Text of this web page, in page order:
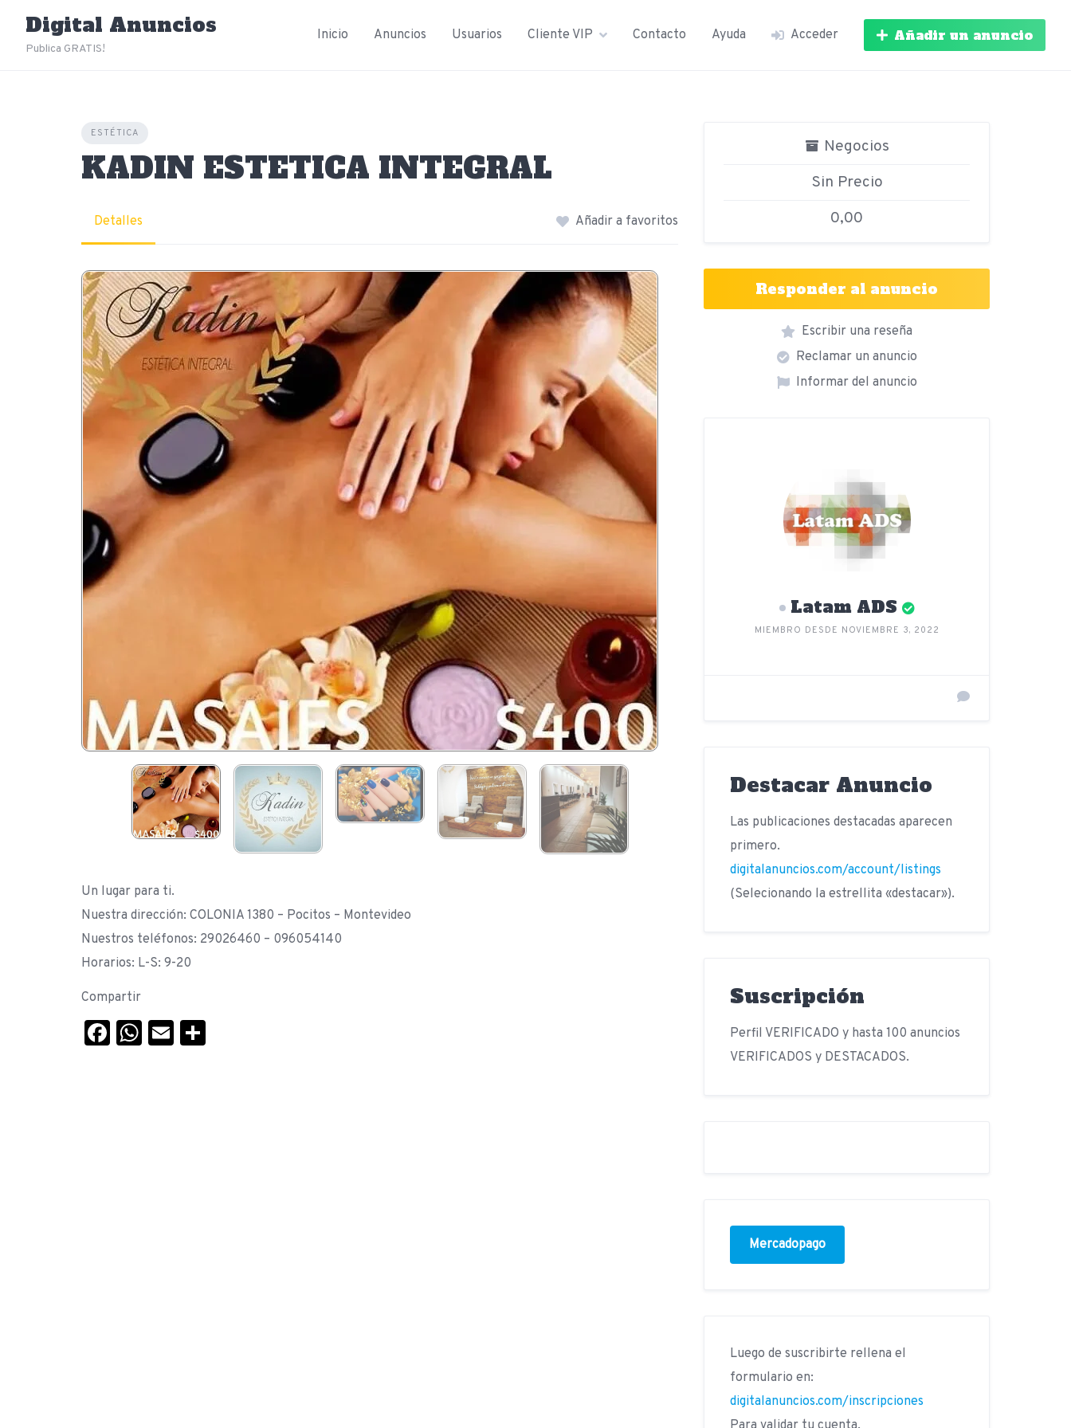
content
Digital Anuncios
Publica GRATIS!
Inicio Anuncios Usuarios Cliente VIP Contacto Ayuda Acceder Añadir un anuncio
ESTÉTICA
KADIN ESTETICA INTEGRAL
Detalles Añadir a favoritos
Un lugar para ti.
Nuestra dirección: COLONIA 1380 – Pocitos – Montevideo
Nuestros teléfonos: 29026460 – 096054140
Horarios: L-S: 9-20
Compartir
Facebook
WhatsApp
Email
Negocios
Sin Precio
0,00
Responder al anuncio
Escribir una reseña
Reclamar un anuncio
Informar del anuncio
Latam ADS
MIEMBRO DESDE NOVIEMBRE 3, 2022
Destacar Anuncio
Las publicaciones destacadas aparecen
primero.
digitalanuncios.com/account/listings
(Selecionando la estrellita «destacar»).
Suscripción
Perfil VERIFICADO y hasta 100 anuncios
VERIFICADOS y DESTACADOS.
Mercadopago
Luego de suscribirte rellena el
formulario en:
digitalanuncios.com/inscripciones